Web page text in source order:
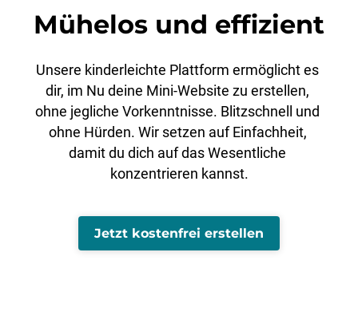
Mühelos und effizient
Unsere kinderleichte Plattform ermöglicht es
dir, im Nu deine Mini-Website zu erstellen,
ohne jegliche Vorkenntnisse. Blitzschnell und
ohne Hürden. Wir setzen auf Einfachheit,
damit du dich auf das Wesentliche
konzentrieren kannst.
Jetzt kostenfrei erstellen